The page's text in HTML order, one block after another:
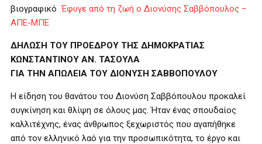
βιογραφικόΈφυγε από τη ζωή ο Διονύσης Σαββόπουλος –
ΑΠΕ-ΜΠΕ
ΔΗΛΩΣΗ ΤΟΥ ΠΡΟΕΔΡΟΥ ΤΗΣ ΔΗΜΟΚΡΑΤΙΑΣ
ΚΩΝΣΤΑΝΤΙΝΟΥ ΑΝ. ΤΑΣΟΥΛΑ
ΓΙΑ ΤΗΝ ΑΠΩΛΕΙΑ ΤΟΥ ΔΙΟΝΥΣΗ ΣΑΒΒΟΠΟΥΛΟΥ
Η είδηση του θανάτου του Διονύση Σαββόπουλου προκαλεί
συγκίνηση και θλίψη σε όλους μας. Ήταν ένας σπουδαίος
καλλιτέχνης, ένας άνθρωπος ξεχωριστός που αγαπήθηκε
από τον ελληνικό λαό για την προσωπικότητα, το έργο και